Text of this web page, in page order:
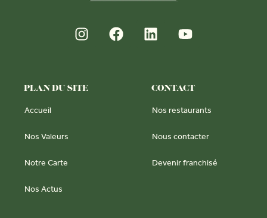
PLAN DU SITE
Accueil
Nos Valeurs
Notre Carte
Nos Actus
CONTACT
Nos restaurants
Nous contacter
Devenir franchisé